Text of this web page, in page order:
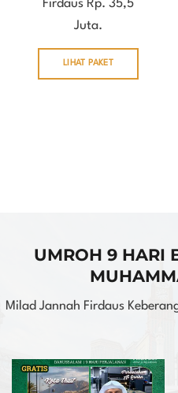
Firdaus Rp. 35,5
Juta.
LIHAT PAKET
UMROH 9 HARI
Milad Jannah Firdaus